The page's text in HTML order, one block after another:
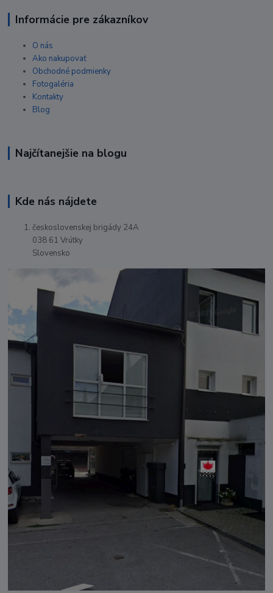
Informácie pre zákazníkov
O nás
Ako nakupovať
Obchodné podmienky
Fotogaléria
Kontakty
Blog
Najčítanejšie na blogu
Kde nás nájdete
československej brigády 24A
038 61 Vrútky
Slovensko